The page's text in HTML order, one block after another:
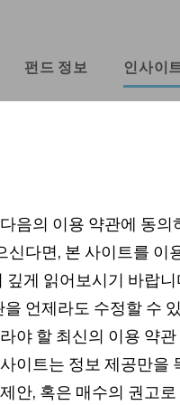
펀드 정보 인사이
음의 이용 약관에 동의
신다면, 본 사이트를 이
게 읽어보시기 바랍니
언제라도 수정할 수
야 할 최신의 이용 약관
이트는 정보 제공만을
안, 혹은 매수의 권고로